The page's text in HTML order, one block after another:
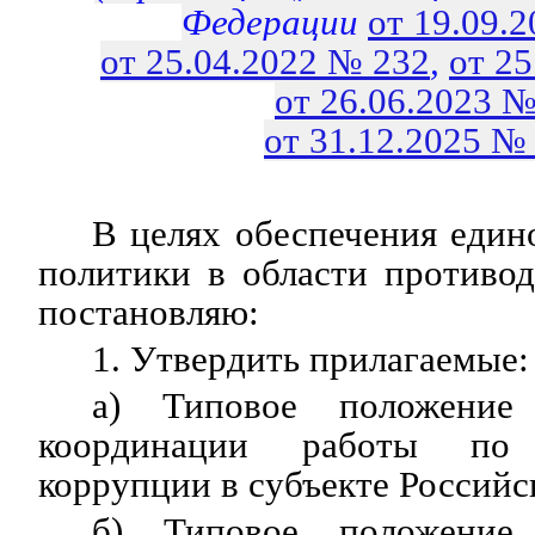
Федерации от
от 25.04.2022 № 232, от
от 26.06.2023
от 31.12.2025 №
В целях обеспечения
политики в области
постановляю:
1. Утвердить прилагаемые:
а) Типовое
координации работы по
коррупции в субъекте